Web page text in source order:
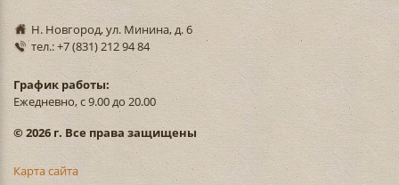
Н. Новгород, ул. Минина, д. 6
тел.: +7 (831) 212 94 84
График работы:
Ежедневно, с 9.00 до 20.00
© 2026 г. Все права защищены
Карта сайта